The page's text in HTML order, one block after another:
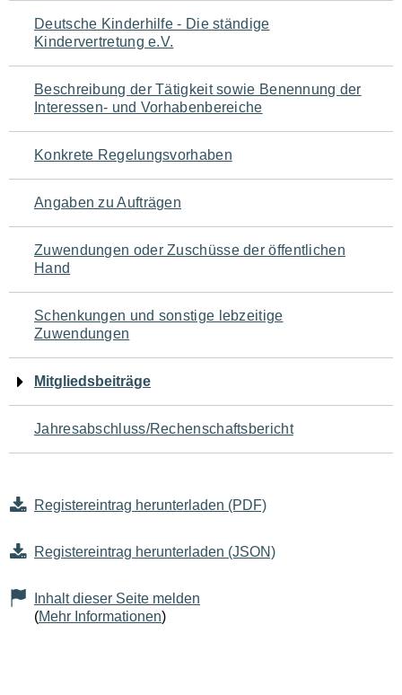
Navigation
für
den
Seiteninhalt
Deutsche Kinderhilfe - Die ständige
Kindervertretung e.V.
Beschreibung der Tätigkeit sowie Benennung der
Interessen- und Vorhabenbereiche
Konkrete Regelungsvorhaben
Angaben zu Aufträgen
Zuwendungen oder Zuschüsse der öffentlichen
Hand
Schenkungen und sonstige lebzeitige
Zuwendungen
Mitgliedsbeiträge
Jahresabschluss/Rechenschaftsbericht
Registereintrag herunterladen (PDF)
Registereintrag herunterladen (JSON)
Inhalt dieser Seite melden
(Mehr Informationen)